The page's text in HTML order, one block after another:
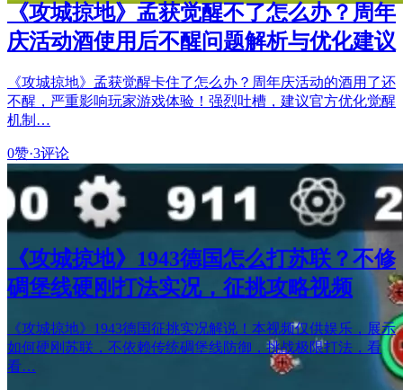
《攻城掠地》孟获觉醒不了怎么办？周年
庆活动酒使用后不醒问题解析与优化建议
《攻城掠地》孟获觉醒卡住了怎么办？周年庆活动的酒用了还
不醒，严重影响玩家游戏体验！强烈吐槽，建议官方优化觉醒
机制…
0赞·3评论
《攻城掠地》1943德国怎么打苏联？不修
碉堡线硬刚打法实况，征挑攻略视频
《攻城掠地》1943德国征挑实况解说！本视频仅供娱乐，展示
如何硬刚苏联，不依赖传统碉堡线防御，挑战极限打法，看
看…